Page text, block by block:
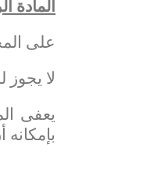
المادة
على
لا يجوز
يعفى